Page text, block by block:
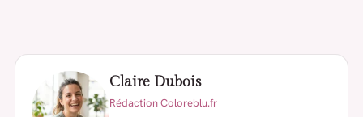
Claire Dubois
Rédaction Coloreblu.fr